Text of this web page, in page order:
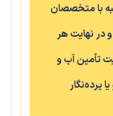
با متخصصان
در نهایت هر
تأمین آب و
پرده‌نگار